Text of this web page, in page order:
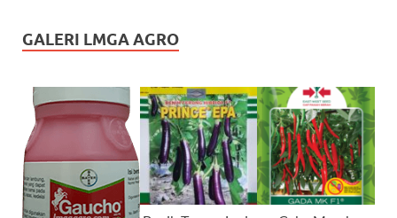
GALERI LMGA AGRO